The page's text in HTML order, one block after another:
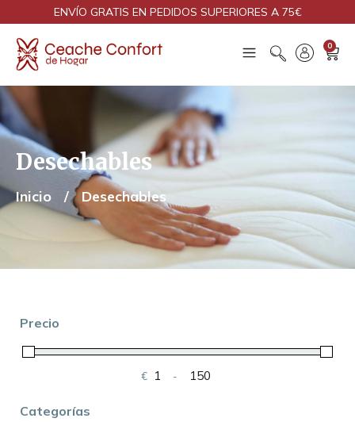
ENVÍO GRATIS EN PEDIDOS SUPERIORES A 75€
0
Desechables
Inicio / Desechables
Precio
€
Minimum Price
-
Maximum Price
Categorías